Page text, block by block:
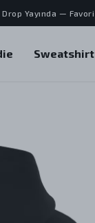
Drop Yayında — Favori
Sweatshirt